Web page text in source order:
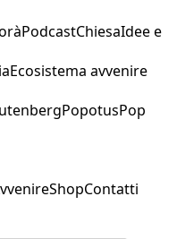
PodcastChiesaIdee e
Ecosistema avvenire
PopotusPop
ShopContatti